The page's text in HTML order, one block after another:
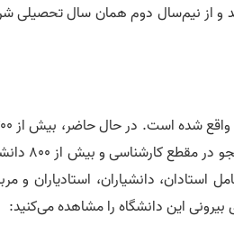
طی سفر استانی هیئت دولت در سال ۱۳۸۵ تأسیس شد و از نیم‌سال دوم همان سال
در استاد لرستان،
دانشجو در این دانشگاه مشغول به تحصیل هستند. از این
وجود ۱۰۱ عضو هیئت‌علمی که شامل استادان، دانشیاران، استادیاران و
این دانشگاه را مشاهده می‌کنید: